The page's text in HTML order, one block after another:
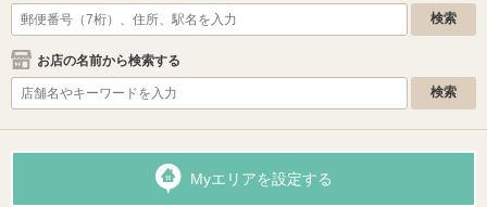
お店の名前から検索する
Myエリアを設定する